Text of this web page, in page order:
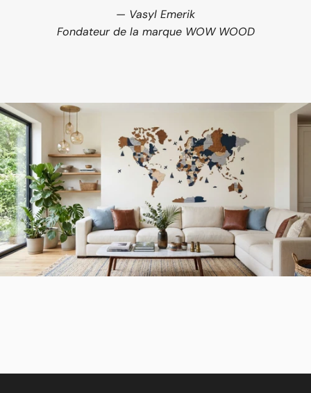
— Vasyl Emerik
Fondateur de la marque WOW WOOD